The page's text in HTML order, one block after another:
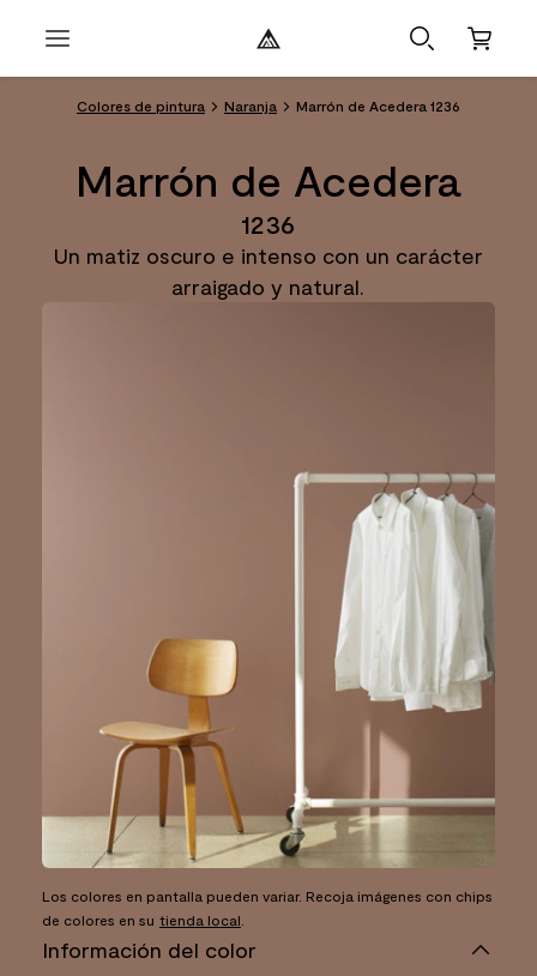
Colores de pintura Naranja Marrón de Acedera 1236
Marrón de Acedera
1236
Un matiz oscuro e intenso con un carácter
arraigado y natural.
Los colores en pantalla pueden variar. Recoja imágenes con chips
de colores en su tienda local
Información del color